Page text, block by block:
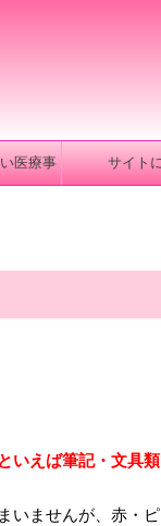
医療事 サイト
いえば筆記・文具類
いませんが、赤・